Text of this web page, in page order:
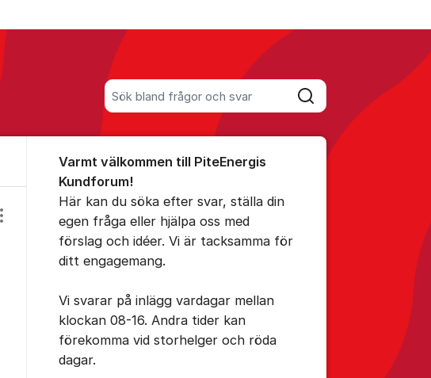
Sök bland alla inlägg
Sök
Visa/dölj inställningar för inlägg/kommentar
Varmt välkommen till PiteEnergis
Kundforum!
Här kan du söka efter svar, ställa din
egen fråga eller hjälpa oss med
förslag och idéer. Vi är tacksamma för
ditt engagemang.
Vi svarar på inlägg vardagar mellan
klockan 08-16. Andra tider kan
förekomma vid storhelger och röda
dagar.